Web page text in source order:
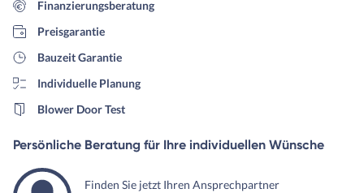
Finanzierungsberatung
Preisgarantie
Bauzeit Garantie
Individuelle Planung
Blower Door Test
Persönliche Beratung für Ihre individuellen Wünsche
Finden Sie jetzt Ihren Ansprechpartner